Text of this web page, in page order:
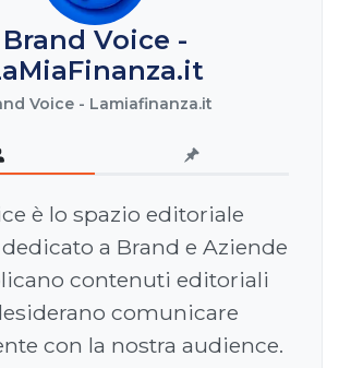
Brand Voice -
Voice - Lamiafinanza.it
è lo spazio editoriale
a Brand e Aziende
contenuti editoriali
comunicare
con la nostra audience.